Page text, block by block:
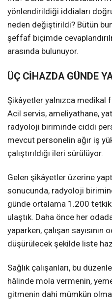
yönlendirildiği iddiaları
neden değiştirildi? Bütün
şeffaf biçimde
arasında bulunuyor.
ÜÇ CİHAZDA GÜNDE
Şikâyetler yalnızca medikal
Acil servis, ameliyathane,
radyoloji biriminde ciddi
mevcut personelin ağır iş
çalıştırıldığı ileri sürülüyor.
Gelen şikâyetler üzerine
sonucunda, radyoloji
günde ortalama 1.200
ulaştık. Daha önce her
yaparken, çalışan sayısının
düşürülecek şekilde liste
Sağlık çalışanları, bu
hâlinde mola vermenin,
gitmenin dahi mümkün